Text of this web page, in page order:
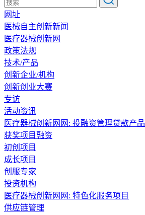
网址
医械自主创新新闻
医疗器械创新网
政策法规
技术/产品
创新企业/机构
创新创业大赛
专访
活动资讯
医疗器械创新网网: 投融资管理贷款产品
获奖项目融资
初创项目
成长项目
创服专家
投资机构
医疗器械创新网网: 特色化服务项目
供应链管理